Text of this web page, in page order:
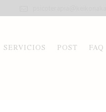
SERVICIOS POST FAQ